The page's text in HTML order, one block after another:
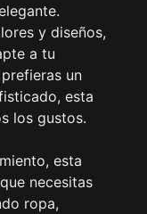
y diseños,
a tu
un
esta
los gustos.
esta
necesitas
ropa,